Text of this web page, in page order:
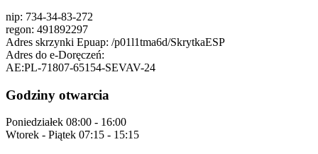
nip: 734-34-83-272
regon: 491892297
Adres skrzynki Epuap: /p01l1tma6d/SkrytkaESP
Adres do e-Doręczeń:
AE:PL-71807-65154-SEVAV-24
Godziny otwarcia
Poniedziałek 08:00 - 16:00
Wtorek - Piątek 07:15 - 15:15